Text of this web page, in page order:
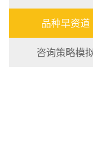
品种早资道
咨询策略模